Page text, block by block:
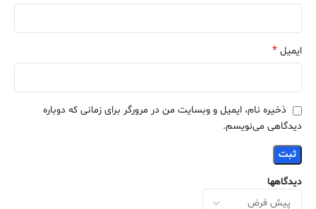
دیدگاهها
ایمیل *
ذخیره نام، ایمیل و وبسایت من در مرورگر برای زمانی که دوباره
دیدگاهی می‌نویسم.